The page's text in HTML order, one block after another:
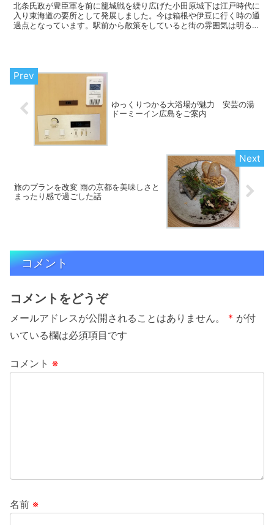
北条氏政が豊臣軍を前に籠城戦を繰り広げた小田原城下は江戸時代に
入り東海道の要所として発展しました。今は箱根や伊豆に行く時の通
過点となっています。駅前から散策をしていると街の雰囲気は明るく
ゆっくりつかる大浴場が魅力 安芸の湯
ドーミーイン広島をご案内
旅のプランを改変 雨の京都を美味しさと
まったり感で過ごした話
コメント
コメントをどうぞ
メールアドレスが公開されることはありません。 * が付
いている欄は必須項目です
コメント ※
名前 ※